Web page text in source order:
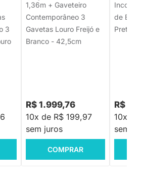
3
1,36m + Gaveteiro
Contemporâneo 3
Gavetas Louro Freijó e
Branco - 42,5cm
R$ 1.999,76
10x de R$ 199,97
sem juros
COMPRAR
Incolor
de
Preto
R$
10x de
sem